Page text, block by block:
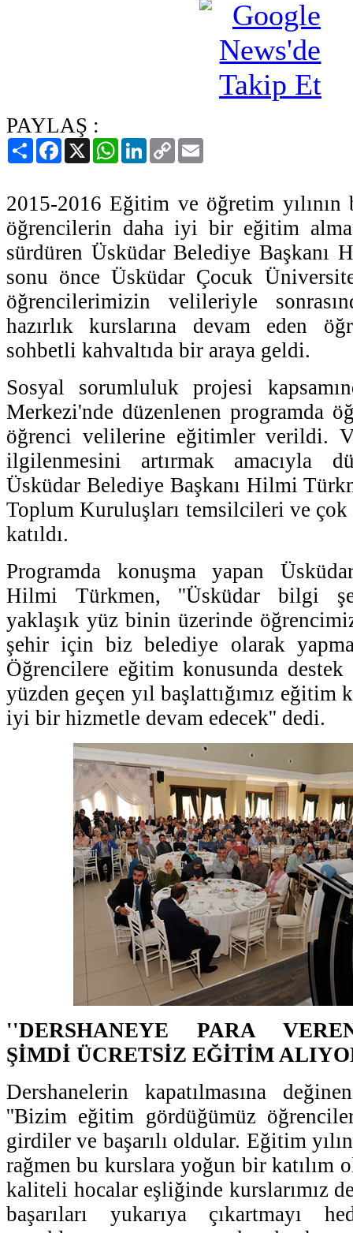
PAYLAŞ :
PaylaşFacebook
X WhatsAppLinkedIn
Copy
Link
2015-2016 Eğitim ve öğretim yılının
öğrencilerin daha iyi bir eğitim
sürdüren Üsküdar Belediye Başkanı
sonu önce Üsküdar Çocuk
öğrencilerimizin velileriyle
hazırlık kurslarına devam eden
sohbetli kahvaltıda bir araya geldi.
Sosyal sorumluluk projesi
Merkezi'nde düzenlenen programda
öğrenci velilerine eğitimler verildi.
ilgilenmesini artırmak amacıyla
Üsküdar Belediye Başkanı Hilmi
Toplum Kuruluşları temsilcileri ve çok
katıldı.
Programda konuşma yapan
Hilmi Türkmen, ''Üsküdar bilgi
yaklaşık yüz binin üzerinde
şehir için biz belediye olarak
Öğrencilere eğitim konusunda destek
yüzden geçen yıl başlattığımız eğitim
iyi bir hizmetle devam edecek'' dedi.
''DERSHANEYE PARA
ŞİMDİ ÜCRETSİZ EĞİTİM
Dershanelerin kapatılmasına
''Bizim eğitim gördüğümüz
girdiler ve başarılı oldular. Eğitim
rağmen bu kurslara yoğun bir katılım
kaliteli hocalar eşliğinde kurslarımız
başarıları yukarıya çıkartmayı